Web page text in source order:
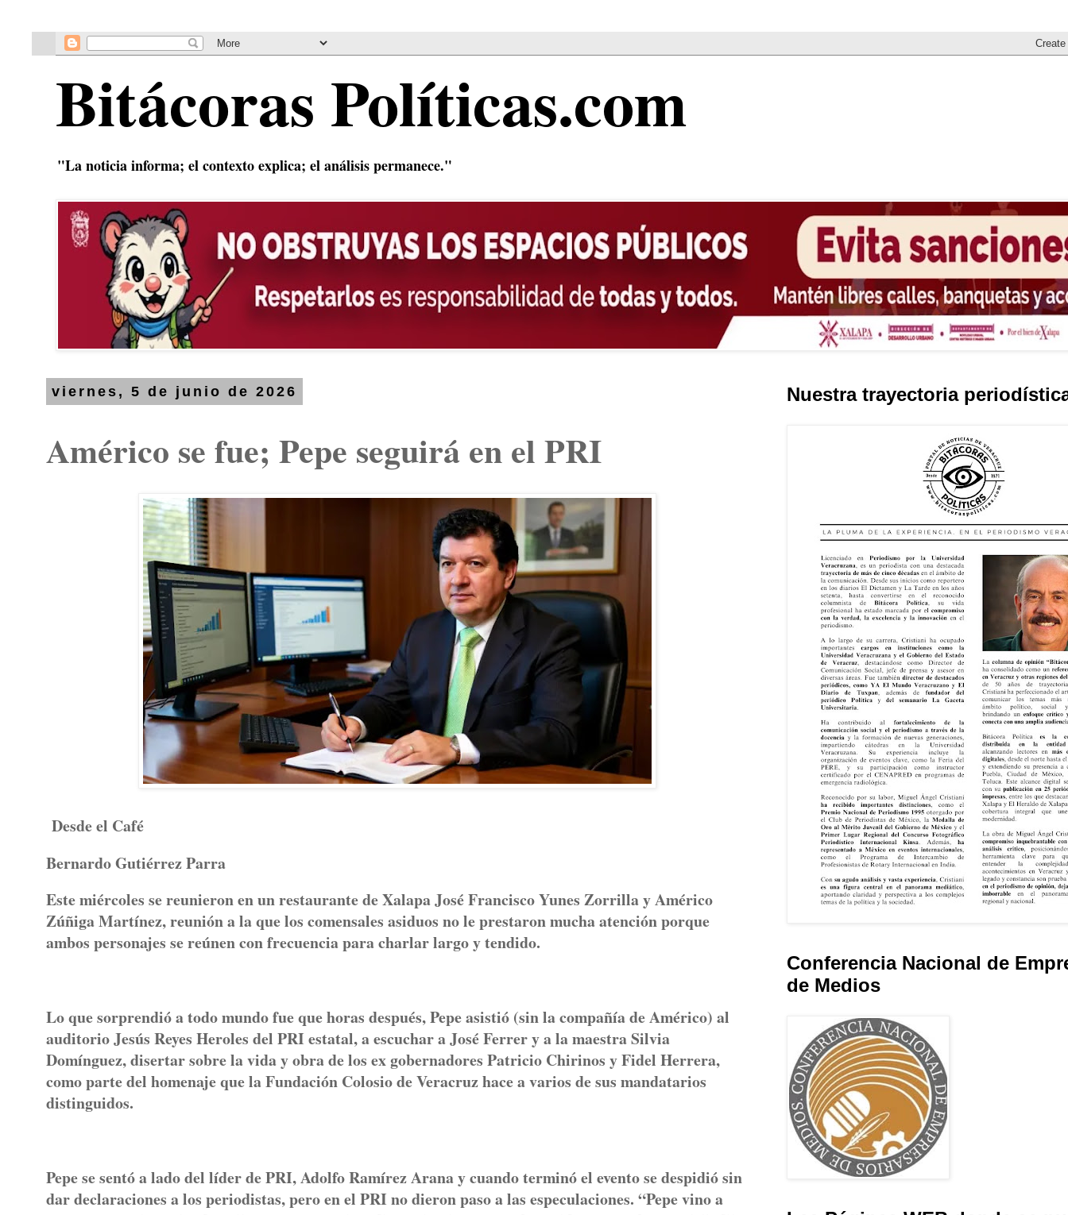
Bitácoras Políticas.com
"La noticia informa; el contexto explica; el análisis permanece."
viernes, 5 de junio de 2026
Américo se fue; Pepe seguirá en el PRI
Desde el Café
Bernardo Gutiérrez Parra
Este miércoles se reunieron en un restaurante de Xalapa José Francisco Yunes Zorrilla y Américo
Zúñiga Martínez, reunión a la que los comensales asiduos no le prestaron mucha atención porque
ambos personajes se reúnen con frecuencia para charlar largo y tendido.
Lo que sorprendió a todo mundo fue que horas después, Pepe asistió (sin la compañía de Américo) al
auditorio Jesús Reyes Heroles del PRI estatal, a escuchar a José Ferrer y a la maestra Silvia
Domínguez, disertar sobre la vida y obra de los ex gobernadores Patricio Chirinos y Fidel Herrera,
como parte del homenaje que la Fundación Colosio de Veracruz hace a varios de sus mandatarios
distinguidos.
Pepe se sentó a lado del líder de PRI, Adolfo Ramírez Arana y cuando terminó el evento se despidió sin
dar declaraciones a los periodistas, pero en el PRI no dieron paso a las especulaciones. “Pepe vino a
Nuestra trayectoria
Conferencia Nacional de
de Medios